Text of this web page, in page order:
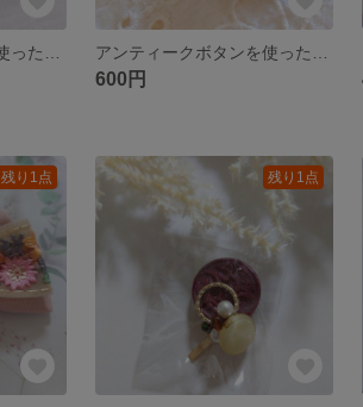
600円
残り1点 残り1点